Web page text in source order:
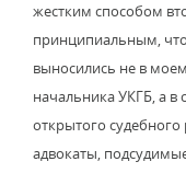
жестким способом
принципиальным,
выносились не в
начальника УКГБ, а в
открытого
адвокаты,